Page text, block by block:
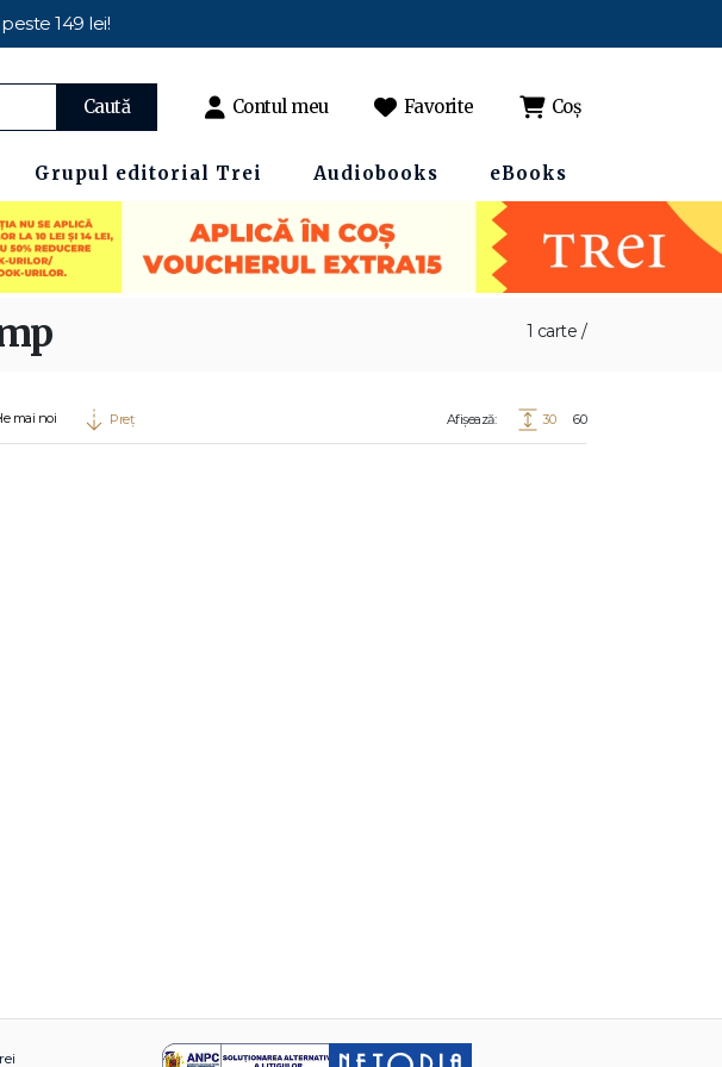
149 lei!
Caută Contul meu Favorite Coș
Grupul editorial Trei Audiobooks eBooks
1 carte /
mai noi Preț Afișează: 30 60